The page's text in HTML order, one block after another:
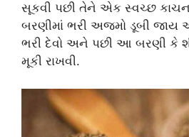
સૂકવી પછી તેને એક સ્વચ્છ કાચના
બરણીમાં ભરી અજમો ડૂબી જાય
ભરી દેવો અને પછી આ બરણી કે
મૂકી રાખવી.